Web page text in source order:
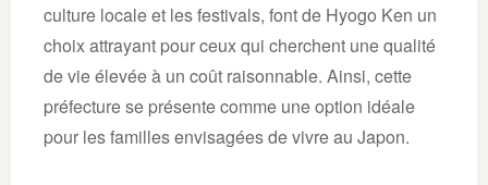
culture locale et les festivals, font de Hyogo Ken un
choix attrayant pour ceux qui cherchent une qualité
de vie élevée à un coût raisonnable. Ainsi, cette
préfecture se présente comme une option idéale
pour les familles envisagées de vivre au Japon.